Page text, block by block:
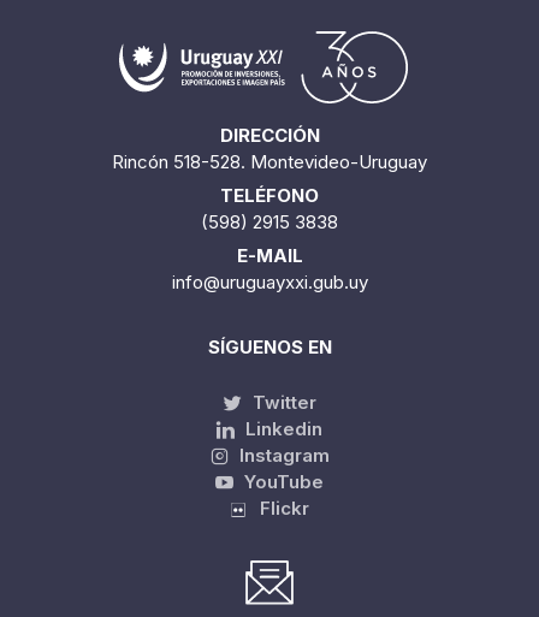
DIRECCIÓN
Rincón 518-528. Montevideo-Uruguay
TELÉFONO
(598) 2915 3838
E-MAIL
info@uruguayxxi.gub.uy
SÍGUENOS EN
Twitter
Linkedin
Instagram
YouTube
Flickr